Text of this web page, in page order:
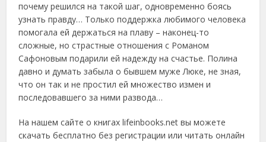
почему решился на такой шаг, одновременно боясь
узнать правду… Только поддержка любимого человека
помогала ей держаться на плаву – наконец-то
сложные, но страстные отношения с Романом
Сафоновым подарили ей надежду на счастье. Полина
давно и думать забыла о бывшем муже Люке, не зная,
что он так и не простил ей множество измен и
последовавшего за ними развода…
На нашем сайте о книгах lifeinbooks.net вы можете
скачать бесплатно без регистрации или читать онлайн